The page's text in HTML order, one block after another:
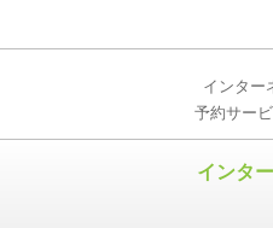
インター
予約サー
インタ